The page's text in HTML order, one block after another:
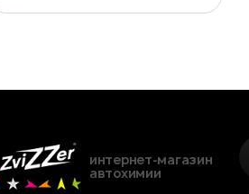
интернет-магазин
автохимии